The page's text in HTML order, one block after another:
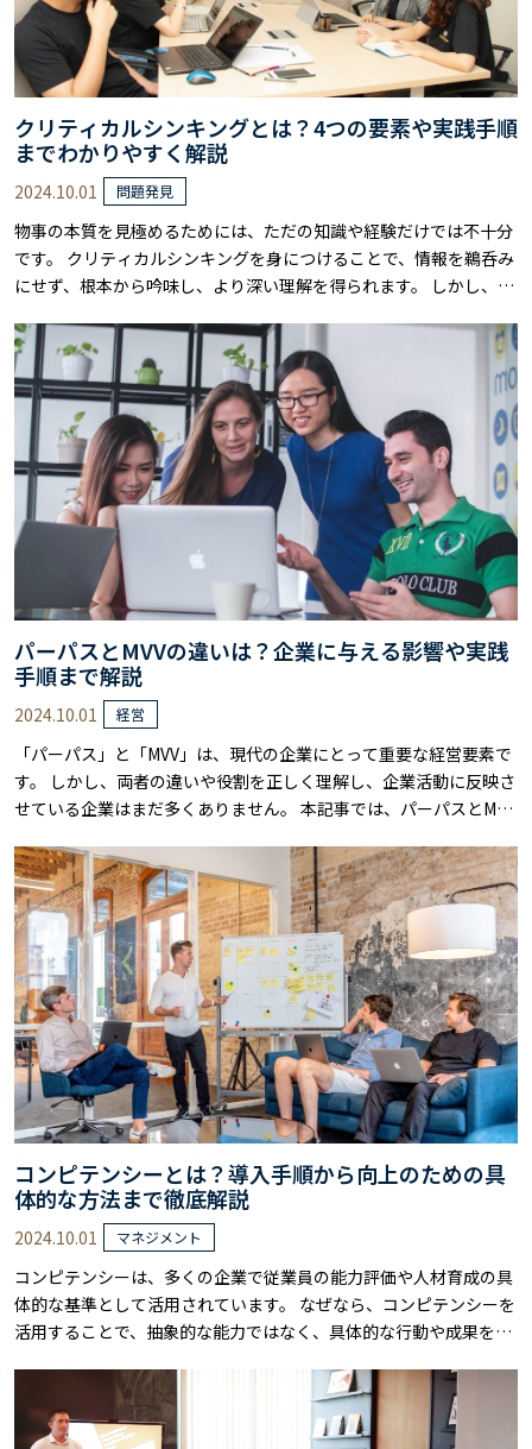
クリティカルシンキングとは？4つの要素や実践手順
までわかりやすく解説
2024.10.01 問題発見
物事の本質を見極めるためには、ただの知識や経験だけでは不十分
です。 クリティカルシンキングを身につけることで、情報を鵜呑み
にせず、根本から吟味し、より深い理解を得られます。 しかし、ク
の考えを柔軟に見直し、多角的に検討した上で、解決策を導き出す
スキルです。 本記事では、クリティカルシンキングの基本からその
実践手順までをわかりやすく解説し……
パーパスとMVVの違いは？企業に与える影響や実践
手順まで解説
2024.10.01 経営
「パーパス」と「MVV」は、現代の企業にとって重要な経営要素で
す。 しかし、両者の違いや役割を正しく理解し、企業活動に反映さ
せている企業はまだ多くありません。 本記事では、パーパスとMVV
手順までを詳しく解説します。 企業の存在意義やビジョンを明確に
し、持続可能な成長を実現するためのポイントを確認してくださ
い。 パーパスとMVVの基本概念……
コンピテンシーとは？導入手順から向上のための具
体的な方法まで徹底解説
2024.10.01 マネジメント
コンピテンシーは、多くの企業で従業員の能力評価や人材育成の具
体的な基準として活用されています。 なぜなら、コンピテンシーを
活用することで、抽象的な能力ではなく、具体的な行動や成果を評
シーでは、「チームメンバーの意見を積極的に聞き、適切な方向性
を示す」といった具体的な行動が評価対象となります。 しかし、コ
ンピテンシーの効果的な導入や活用方……